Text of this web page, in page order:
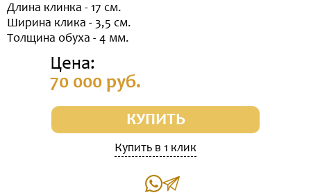
Длина клинка - 17 см.
Ширина клика - 3,5 см.
Толщина обуха - 4 мм.
Цена:
70 000 руб.
КУПИТЬ
Купить в 1 клик